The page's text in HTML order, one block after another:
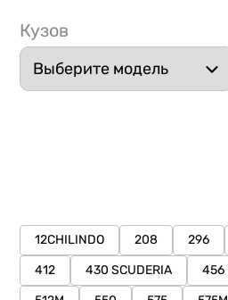
Кузов
12CHILINDO 208 296
412
430 SCUDERIA 456